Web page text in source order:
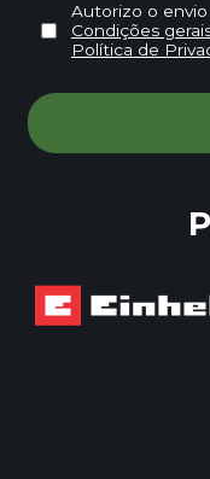
Autorizo o
Condições
Política de